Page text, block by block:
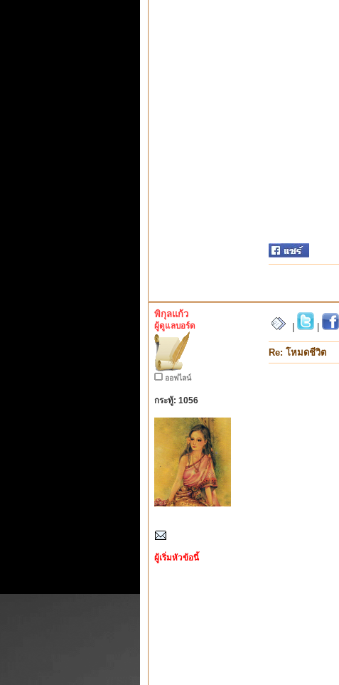
พิกุลแก้ว
ผู้ดูแลบอร์ด
ออฟไลน์
กระทู้: 1056
ผู้เริ่มหัวข้อนี้
Re: โหมดชีวิต